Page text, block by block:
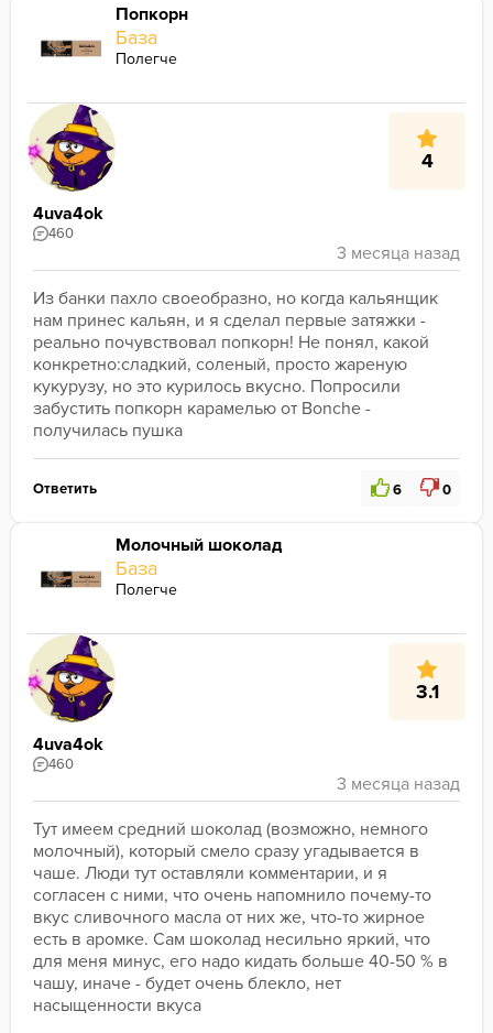
Попкорн
База
Полегче
4
4uva4ok
460
Из банки пахло своеобразно, но когда кальянщик
нам принес кальян, и я сделал первые затяжки -
реально почувствовал попкорн! Не понял, какой
конкретно:сладкий, соленый, просто жареную
кукурузу, но это курилось вкусно. Попросили
забустить попкорн карамелью от Bonche -
получилась пушка
Ответить 6 0
Молочный шоколад
База
Полегче
3.1
4uva4ok
460
Тут имеем средний шоколад (возможно, немного
молочный), который смело сразу угадывается в
чаше. Люди тут оставляли комментарии, и я
согласен с ними, что очень напомнило почему-то
вкус сливочного масла от них же, что-то жирное
есть в аромке. Сам шоколад несильно яркий, что
для меня минус, его надо кидать больше 40-50 % в
чашу, иначе - будет очень блекло, нет
насыщенности вкуса